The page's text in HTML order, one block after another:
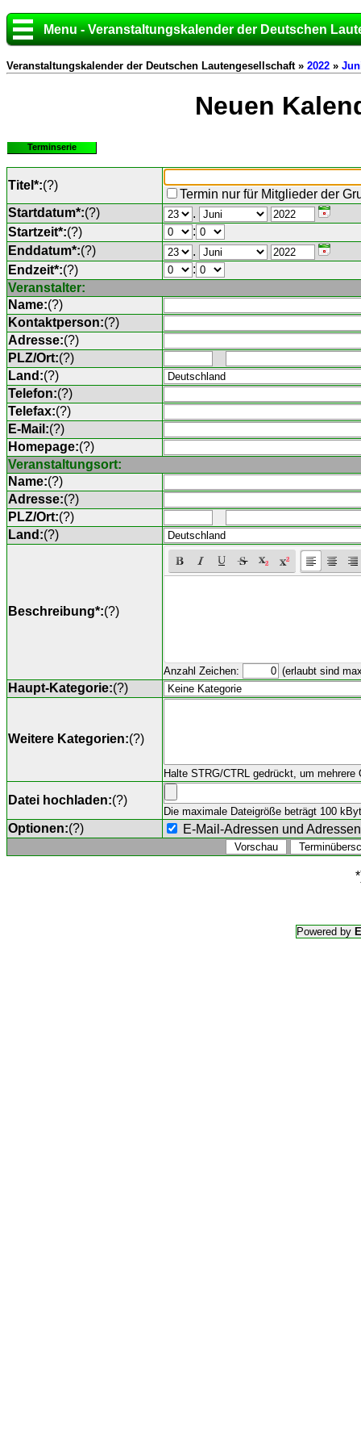
Menu - Veranstaltungskalender der Deutschen
Veranstaltungskalender der Deutschen Lautengesellschaft » 2022 »
Neuen
Terminserie
Titel*:(?)
Termin nur für Mitglieder der
Startdatum*:(?)
.
Startzeit*:(?)
:
Enddatum*:(?)
.
Endzeit*:(?)
:
Veranstalter:
Name:(?)
Kontaktperson:(?)
Adresse:(?)
PLZ/Ort:(?)
Land:(?)
Telefon:(?)
Telefax:(?)
E-Mail:(?)
Homepage:(?)
Veranstaltungsort:
Name:(?)
Adresse:(?)
PLZ/Ort:(?)
Land:(?)
Beschreibung*:(?)
Anzahl Zeichen: (erlaubt sind
Haupt-Kategorie:(?)
Weitere Kategorien:(?)
Halte STRG/CTRL gedrückt, um mehrere
Datei hochladen:(?)
Die maximale Dateigröße beträgt 100
Optionen:(?) E-Mail-Adressen und
Powered by